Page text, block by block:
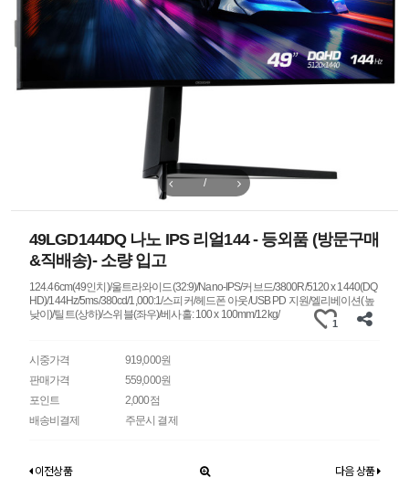
/
49LGD144DQ 나노 IPS 리얼144 - 등외품 (방문구매
&직배송)- 소량 입고
124.46cm(49인치)/울트라와이드(32:9)/Nano-IPS/커브드/3800R/5120 x 1440(DQ
HD)/144Hz/5ms/380cd/1,000:1/스피커/헤드폰 아웃/USB PD 지원/엘리베이션(높
낮이)/틸트(상하)/스위블(좌우)/베사홀: 100 x 100mm/12kg/
1
시중가격
919,000원
판매가격
559,000원
포인트
2,000점
배송비결제
주문시 결제
이전상품 다음 상품